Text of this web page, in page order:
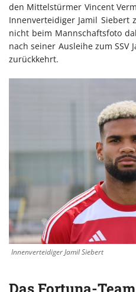
den Mittelstürmer Vincent
Innenverteidiger Jamil Siebert
nicht beim Mannschaftsfoto
nach seiner Ausleihe zum SSV
zurückkehrt.
Innenverteidiger Jamil Siebert
Das Fortuna-